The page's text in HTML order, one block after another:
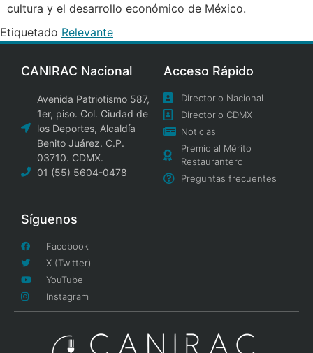
cultura y el desarrollo económico de México.
Etiquetado Relevante
CANIRAC Nacional
Avenida Patriotismo 587,
1er, piso. Col. Ciudad de
los Deportes, Alcaldía
Benito Juárez. C.P.
03710. CDMX.
01 (55) 5604-0478
Acceso Rápido
Directorio Nacional
Directorio CDMX
Noticias
Premio al Mérito
Restaurantero
Preguntas frecuentes
Síguenos
Facebook
X (Twitter)
YouTube
Instagram